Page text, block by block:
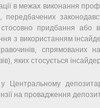
в межах виконання
передбачених
придбання або
з використанням
спрямованих
яких стосується
Центральному
на провадження